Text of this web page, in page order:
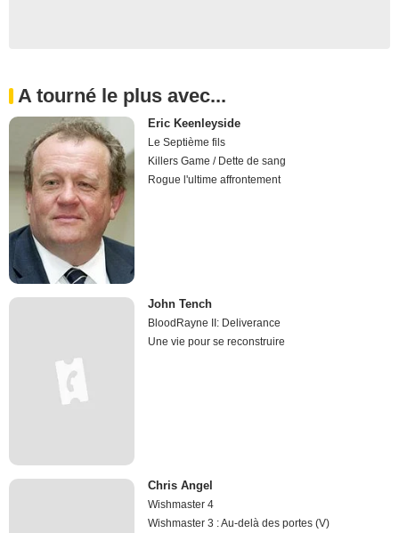
A tourné le plus avec...
Eric Keenleyside
Le Septième fils
Killers Game / Dette de sang
Rogue l'ultime affrontement
John Tench
BloodRayne II: Deliverance
Une vie pour se reconstruire
Chris Angel
Wishmaster 4
Wishmaster 3 : Au-delà des portes (V)